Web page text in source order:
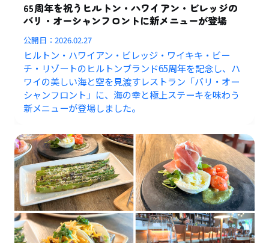
65周年を祝うヒルトン・ハワイアン・ビレッジの
バリ・オーシャンフロントに新メニューが登場
公開日：2026.02.27
ヒルトン・ハワイアン・ビレッジ・ワイキキ・ビー
チ・リゾートのヒルトンブランド65周年を記念し、ハ
ワイの美しい海と空を見渡すレストラン「バリ・オー
シャンフロント」に、海の幸と極上ステーキを味わう
新メニューが登場しました。